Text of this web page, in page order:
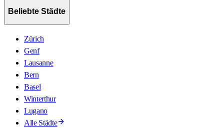
Beliebte Städte
Zürich
Genf
Lausanne
Bern
Basel
Winterthur
Lugano
Alle Städte